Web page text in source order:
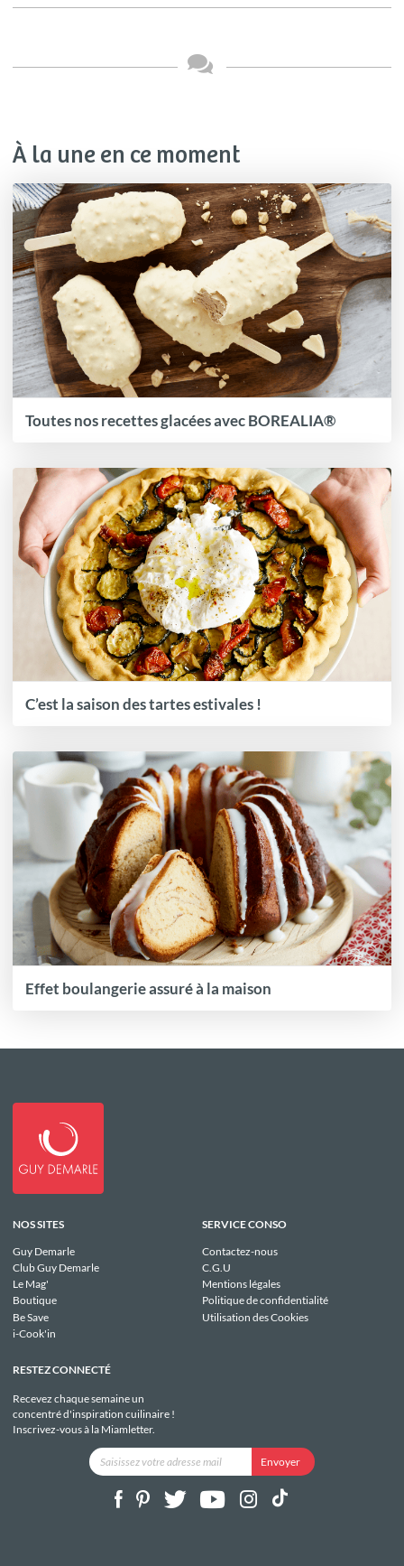
À la une en ce moment
Toutes nos recettes glacées avec BOREALIA®
C’est la saison des tartes estivales !
Effet boulangerie assuré à la maison
NOS SITES
Guy Demarle
Club Guy Demarle
Le Mag'
Boutique
Be Save
i-Cook'in
SERVICE CONSO
Contactez-nous
C.G.U
Mentions légales
Politique de confidentialité
Utilisation des Cookies
RESTEZ CONNECTÉ
Recevez chaque semaine un
concentré d'inspiration cuilinaire !
Inscrivez-vous à la Miamletter.